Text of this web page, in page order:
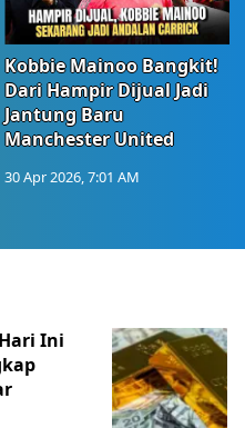
Kobbie Mainoo Bangkit!
Dari Hampir Dijual Jadi
Jantung Baru
Manchester United
30 Apr 2026, 7:01 AM
Ini